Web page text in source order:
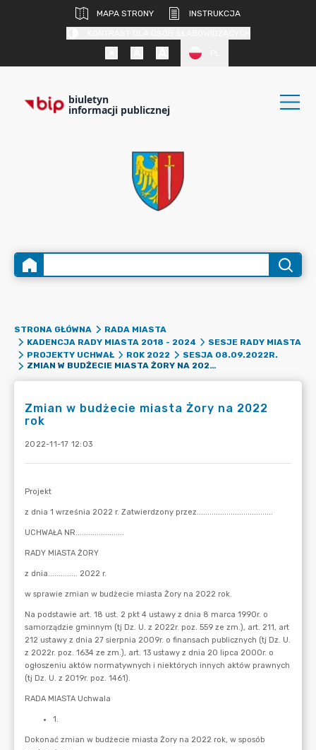
MAPA STRONY
INSTRUKCJA
biuletyn
informacji publicznej
STRONA GŁÓWNA
RADA MIASTA
KADENCJA RADY MIASTA 2018 - 2024
SESJE RADY MIASTA
PROJEKTY UCHWAŁ
ROK 2022
SESJA 08.09.2022R.
ZMIAN W BUDŻECIE MIASTA ŻORY NA 2022 ROK
Zmian w budżecie miasta Żory na 2022
rok
2022-11-17 12:03